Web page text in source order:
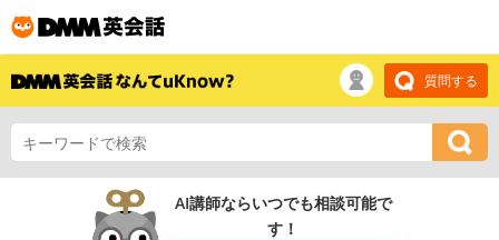
質問する
AI講師ならいつでも相談可能で
す！